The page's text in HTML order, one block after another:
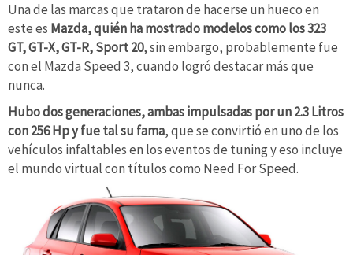
Una de las marcas que trataron de hacerse un hueco en
este es Mazda, quién ha mostrado modelos como los 323
GT, GT-X, GT-R, Sport 20, sin embargo, probablemente fue
con el Mazda Speed 3, cuando logró destacar más que
nunca.
Hubo dos generaciones, ambas impulsadas por un 2.3 Litros
con 256 Hp y fue tal su fama, que se convirtió en uno de los
vehículos infaltables en los eventos de tuning y eso incluye
el mundo virtual con títulos como Need For Speed.